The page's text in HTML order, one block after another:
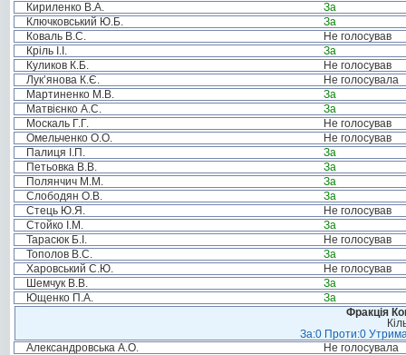
Кириленко В.А.
За
Ключковський Ю.Б.
За
Коваль В.С.
Не голосував
Кріль І.І.
За
Куликов К.Б.
Не голосував
Лук’янова К.Є.
Не голосувала
Мартиненко М.В.
За
Матвієнко А.С.
За
Москаль Г.Г.
Не голосував
Омельченко О.О.
Не голосував
Палиця І.П.
За
Петьовка В.В.
За
Полянчич М.М.
За
Слободян О.В.
За
Стець Ю.Я.
Не голосував
Стойко І.М.
За
Тарасюк Б.І.
Не голосував
Тополов В.С.
За
Харовський С.Ю.
Не голосував
Шемчук В.В.
За
Ющенко П.А.
За
Фракція
За:0 Проти:0
Александровська А.О.
Не голосувала